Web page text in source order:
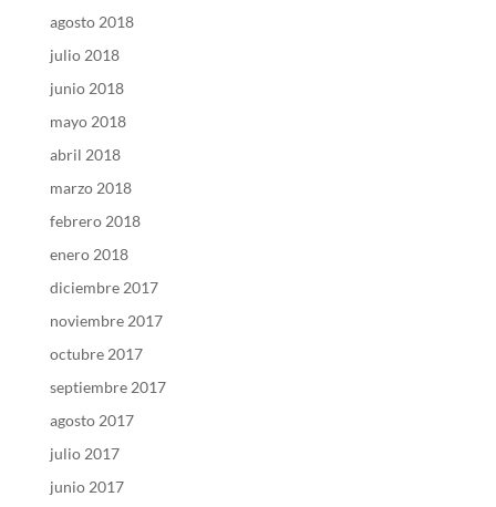
agosto 2018
julio 2018
junio 2018
mayo 2018
abril 2018
marzo 2018
febrero 2018
enero 2018
diciembre 2017
noviembre 2017
octubre 2017
septiembre 2017
agosto 2017
julio 2017
junio 2017